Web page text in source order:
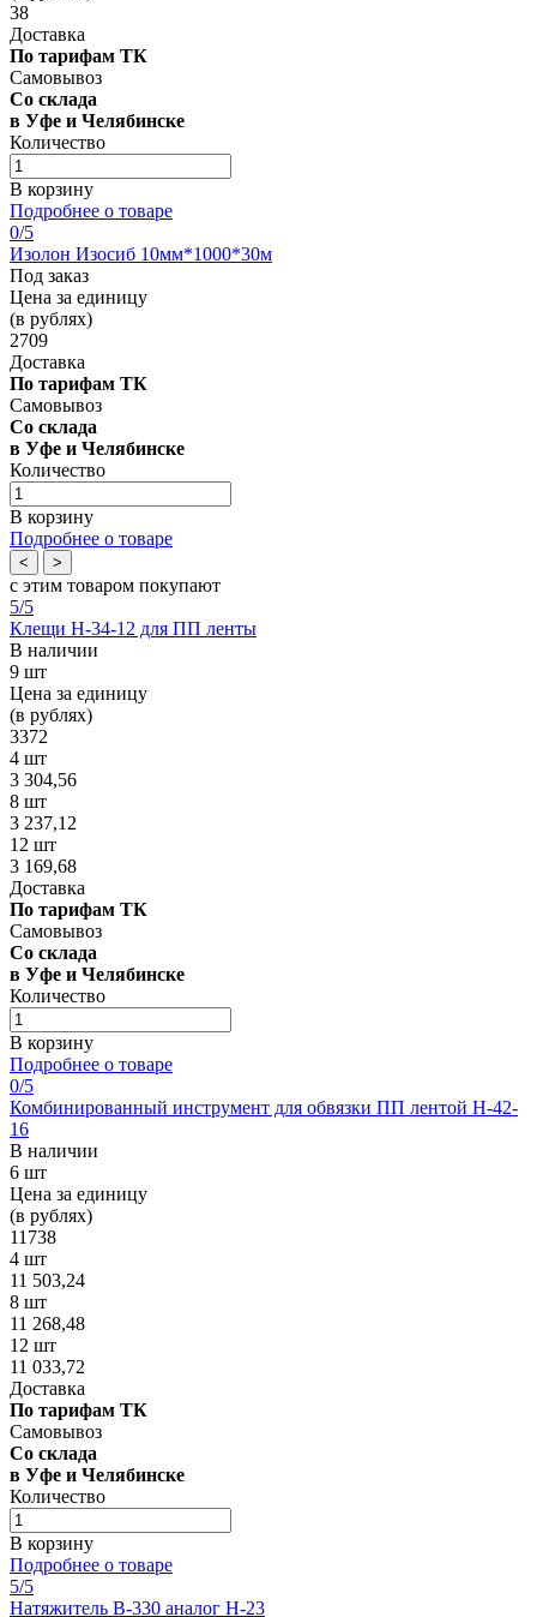
38
Доставка
По тарифам ТК
Самовывоз
Со склада
в Уфе и Челябинске
Количество
В корзину
Подробнее о товаре
0/5
Изолон Изосиб 10мм*1000*30м
Под заказ
Цена за единицу
(в рублях)
2709
Доставка
По тарифам ТК
Самовывоз
Со склада
в Уфе и Челябинске
Количество
В корзину
Подробнее о товаре
< >
с этим товаром покупают
5/5
Клещи Н-34-12 для ПП ленты
В наличии
9 шт
Цена за единицу
(в рублях)
3372
4 шт
3 304,56
8 шт
3 237,12
12 шт
3 169,68
Доставка
По тарифам ТК
Самовывоз
Со склада
в Уфе и Челябинске
Количество
В корзину
Подробнее о товаре
0/5
Комбинированный инструмент для обвязки ПП лентой H-42-
16
В наличии
6 шт
Цена за единицу
(в рублях)
11738
4 шт
11 503,24
8 шт
11 268,48
12 шт
11 033,72
Доставка
По тарифам ТК
Самовывоз
Со склада
в Уфе и Челябинске
Количество
В корзину
Подробнее о товаре
5/5
Натяжитель В-330 аналог Н-23